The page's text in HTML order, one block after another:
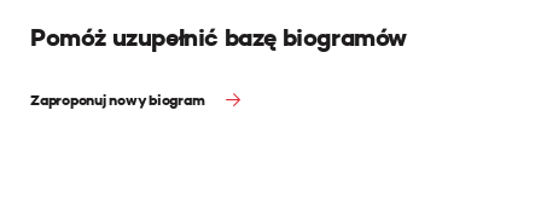
Pomóż uzupełnić bazę biogramów
Zaproponuj nowy biogram